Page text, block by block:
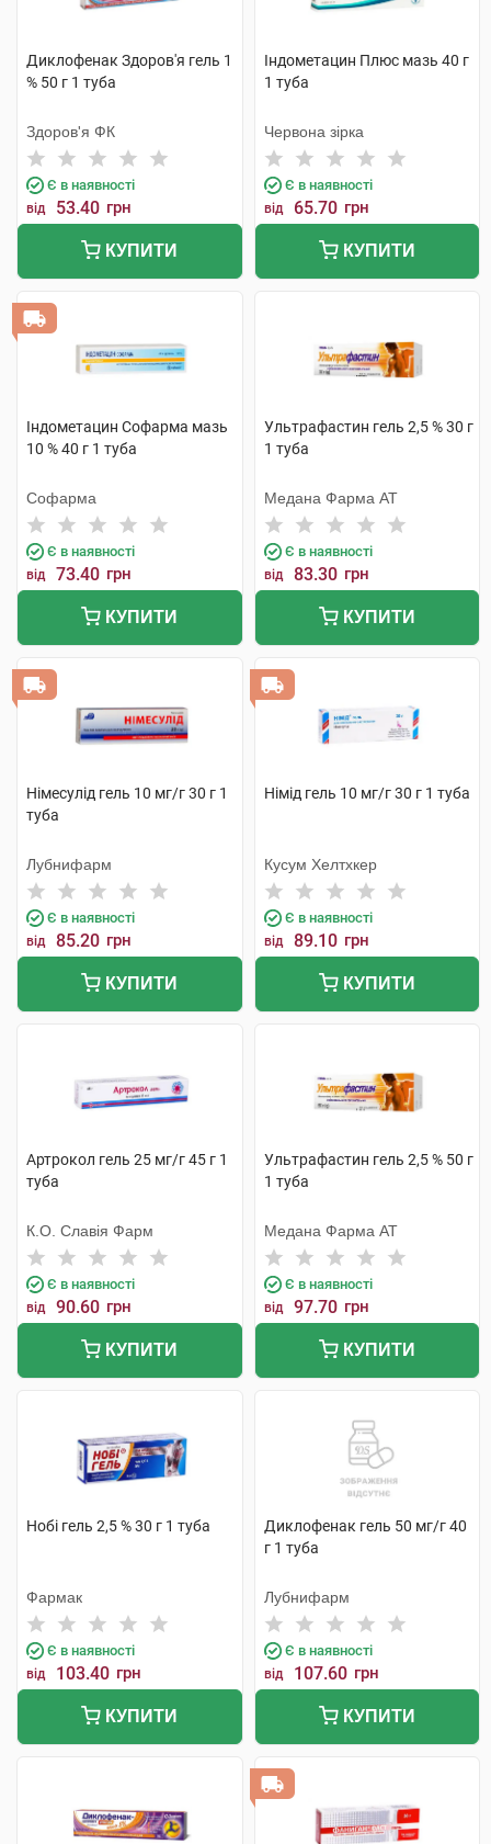
Диклофенак Здоров'я гель 1
% 50 г 1 туба
Здоров'я ФК
Є в наявності
від 53.40 грн
КУПИТИ
Індометацин Плюс мазь 40 г
1 туба
Червона зірка
Є в наявності
від 65.70 грн
КУПИТИ
Індометацин Софарма мазь
10 % 40 г 1 туба
Софарма
Є в наявності
від 73.40 грн
КУПИТИ
Ультрафастин гель 2,5 % 30 г
1 туба
Медана Фарма АТ
Є в наявності
від 83.30 грн
КУПИТИ
Німесулід гель 10 мг/г 30 г 1
туба
Лубнифарм
Є в наявності
від 85.20 грн
КУПИТИ
Німід гель 10 мг/г 30 г 1 туба
Кусум Хелтхкер
Є в наявності
від 89.10 грн
КУПИТИ
Артрокол гель 25 мг/г 45 г 1
туба
К.О. Славія Фарм
Є в наявності
від 90.60 грн
КУПИТИ
Ультрафастин гель 2,5 % 50 г
1 туба
Медана Фарма АТ
Є в наявності
від 97.70 грн
КУПИТИ
Нобі гель 2,5 % 30 г 1 туба
Фармак
Є в наявності
від 103.40 грн
КУПИТИ
Диклофенак гель 50 мг/г 40
г 1 туба
Лубнифарм
Є в наявності
від 107.60 грн
КУПИТИ